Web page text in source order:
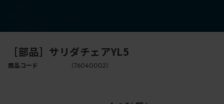
［部品］サリダチェアYL5
商品コード （76040002）